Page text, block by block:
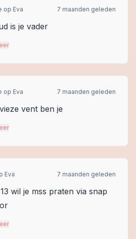
op Eva 7 maanden geleden
is je vader
op Eva 7 maanden geleden
vent ben je
Eva 7 maanden geleden
wil je mss praten via snap